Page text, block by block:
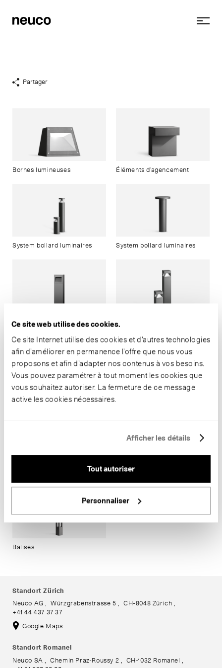
Ce site web utilise des cookies.
Ce site Internet utilise des cookies et d’autres technologies
afin d’améliorer en permanence l’offre que nous vous
proposons et afin d’adapter nos contenus à vos besoins.
Vous pouvez paramétrer à tout moment les cookies que
vous souhaitez autoriser. La fermeture de ce message
active les cookies nécessaires.
Afficher les détails
Tout autoriser
Personnaliser
Partager
Bornes lumineuses Éléments d’agencement
System bollard luminaires System bollard luminaires
Balises
Balises
Balises
Balises
Standort Zürich
Neuco AG
Würzgrabenstrasse 5
CH-8048 Zürich
+41 44 437 37 37
Google Maps
Standort Romanel
Neuco SA
Chemin Praz-Roussy 2
CH-1032 Romanel